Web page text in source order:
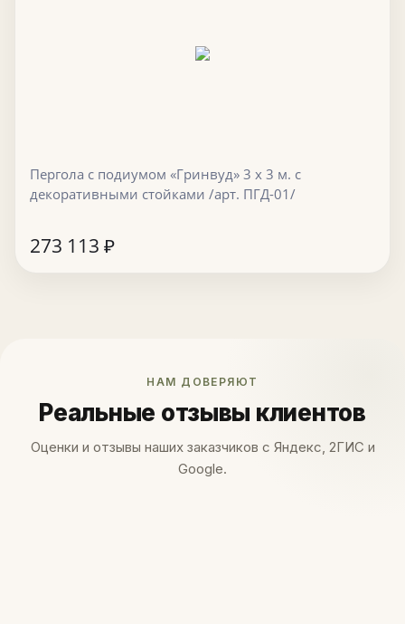
Пергола с подиумом «Гринвуд» 3 х 3 м. с
декоративными стойками /арт. ПГД-01/
273 113 ₽
НАМ ДОВЕРЯЮТ
Реальные отзывы клиентов
Оценки и отзывы наших заказчиков с Яндекс, 2ГИС и
Google.